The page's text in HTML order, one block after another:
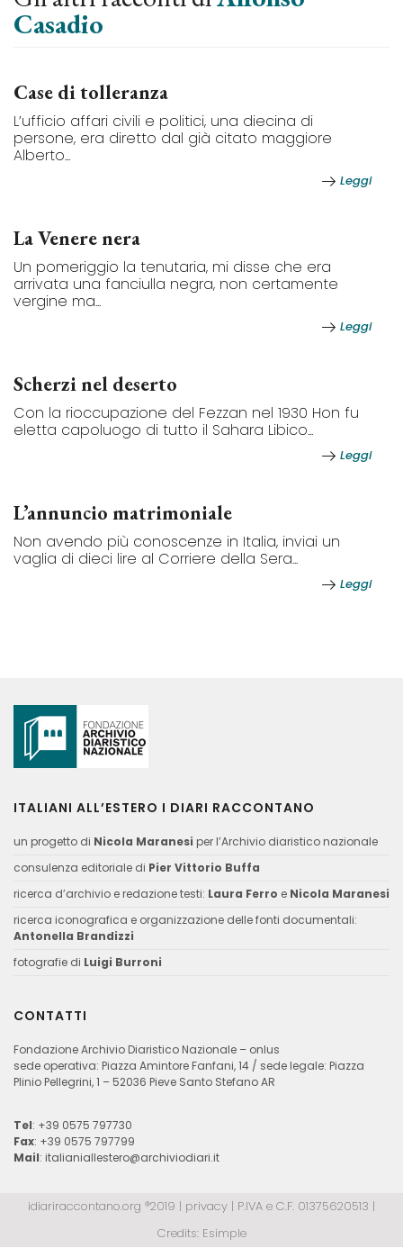
Casadio
Case di tolleranza
L’ufficio affari civili e politici, una diecina di
persone, era diretto dal già citato maggiore
Alberto...
Leggi
La Venere nera
Un pomeriggio la tenutaria, mi disse che era
arrivata una fanciulla negra, non certamente
vergine ma...
Leggi
Scherzi nel deserto
Con la rioccupazione del Fezzan nel 1930 Hon fu
eletta capoluogo di tutto il Sahara Libico...
Leggi
L’annuncio matrimoniale
Non avendo più conoscenze in Italia, inviai un
vaglia di dieci lire al Corriere della Sera...
Leggi
ITALIANI ALL’ESTERO I DIARI RACCONTANO
un progetto di Nicola Maranesi per l’Archivio diaristico nazionale
consulenza editoriale di Pier Vittorio Buffa
ricerca d’archivio e redazione testi: Laura Ferro e Nicola Maranesi
ricerca iconografica e organizzazione delle fonti documentali:
Antonella Brandizzi
fotografie di Luigi Burroni
CONTATTI
Fondazione Archivio Diaristico Nazionale – onlus
sede operativa: Piazza Amintore Fanfani, 14 / sede legale: Piazza
Plinio Pellegrini, 1 – 52036 Pieve Santo Stefano AR
Tel: +39 0575 797730
Fax: +39 0575 797799
Mail: italianiallestero@archiviodiari.it
idiariraccontano.org ®2019 | privacy | P.IVA e C.F. 01375620513 |
Credits: Esimple